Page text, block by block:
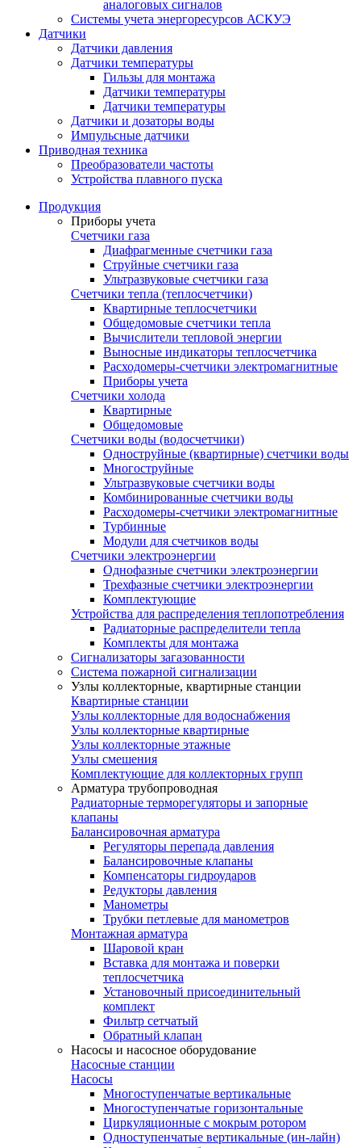
аналоговых сигналов
Системы учета энергоресурсов АСКУЭ
Датчики
Датчики давления
Датчики температуры
Гильзы для монтажа
Датчики температуры
Датчики температуры
Датчики и дозаторы воды
Импульсные датчики
Приводная техника
Преобразователи частоты
Устройства плавного пуска
Продукция
Приборы учета
Счетчики газа
Диафрагменные счетчики газа
Струйные счетчики газа
Ультразвуковые счетчики газа
Счетчики тепла (теплосчетчики)
Квартирные теплосчетчики
Общедомовые счетчики тепла
Вычислители тепловой энергии
Выносные индикаторы теплосчетчика
Расходомеры-счетчики электромагнитные
Приборы учета
Счетчики холода
Квартирные
Общедомовые
Счетчики воды (водосчетчики)
Одноструйные (квартирные) счетчики воды
Многоструйные
Ультразвуковые счетчики воды
Комбинированные счетчики воды
Расходомеры-счетчики электромагнитные
Турбинные
Модули для счетчиков воды
Счетчики электроэнергии
Однофазные счетчики электроэнергии
Трехфазные счетчики электроэнергии
Комплектующие
Устройства для распределения теплопотребления
Радиаторные распределители тепла
Комплекты для монтажа
Сигнализаторы загазованности
Система пожарной сигнализации
Узлы коллекторные, квартирные станции
Квартирные станции
Узлы коллекторные для водоснабжения
Узлы коллекторные квартирные
Узлы коллекторные этажные
Узлы смешения
Комплектующие для коллекторных групп
Арматура трубопроводная
Радиаторные терморегуляторы и запорные
клапаны
Балансировочная арматура
Регуляторы перепада давления
Балансировочные клапаны
Компенсаторы гидроударов
Редукторы давления
Манометры
Трубки петлевые для манометров
Монтажная арматура
Шаровой кран
Вставка для монтажа и поверки
теплосчетчика
Установочный присоединительный
комплект
Фильтр сетчатый
Обратный клапан
Насосы и насосное оборудование
Насосные станции
Насосы
Многоступенчатые вертикальные
Многоступенчатые горизонтальные
Циркуляционные с мокрым ротором
Одноступенчатые вертикальные (ин-лайн)